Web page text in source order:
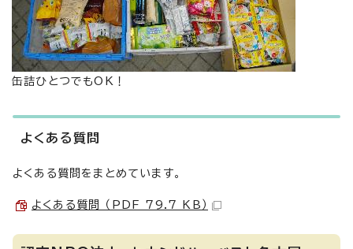
缶詰ひとつでもOK！
よくある質問
よくある質問をまとめています。
よくある質問 （PDF 79.7 KB）